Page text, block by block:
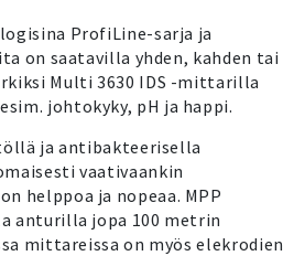
ProfiLine-sarja ja
on saatavilla yhden, kahden tai
Multi 3630 IDS -mittarilla
johtokyky, pH ja happi.
ja antibakteerisella
vaativaankin
helppoa ja nopeaa. MPP
anturilla jopa 100 metrin
mittareissa on myös elekrodien